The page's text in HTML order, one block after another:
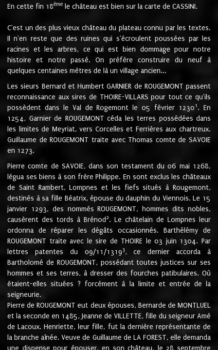
En cette fin 18ème le château est bien sur la carte de CASSINI.
C'est un des plus vieux château du plateau connu par les textes.
Il n'en reste que des ruines qui s'écroulent poussées par les
racines et les arbres, ce qui est bien dommage pour notre
histoire et notre passé. On préfère construire du neuf à
quelques centaines mètres de là un village ancien...
Les sieurs Bernard et Humbert GARNIER de ROUGEMONT passent
reconnaissance aux sires de THOIRE-VILLARS pour tout ce qu'ils
possèdent dans le Val de Rogemont le 05 février 12301 . En
1254, Garnier de ROUGEMONT céda les terres possédées dans
les limites de Meyriat, vers Corcelles et Ferrières aux chartreux.
Guillaume de ROUGEMONT traite avec Thomas comte de SAVOIE
en 1273.
Pierre comte de SAVOIE, dans son testament du 06 mai 1268,
légua ses biens à son frère Philippe. En sont exclus les châteaux
de Saint Rambert, Lompnes et les fiefs situés à Rougemont,
destinés à sa fille Béatrix, épouse du dauphin du Viennois. Le 15
janvier 1293, des nommés ROUGEMONT, hommes dits nobles,
causèrent des tords à Brénod 2. Le châtelain de Lompnes leur
ordonna de réparer les dégâts occasionnés. Barthélémy de
ROUGEMONT traite avec le sire de THOIRE le 03 juin 1304. Par
lettres patentes du 09/11/13193, ce dernier accorda à
Bartholomé de ROUGEMONT, possédant toutes justices sur ses
hommes et ses terres, à dresser des fourches patibulaires. Où
étaient-elles situées ? forcément à la limite et entrée de la
seigneurie.
Pierre de ROUGEMONT eut deux épouses, Bernarde de MONTLUEL
et la seconde en 1485, Jeanne de VILLETTE, fille du seigneur Amé
de Lacoux. Henriette, leur fille, fut la dernière représentante de
la branche aînée. Veuve de Guillaume de LA FOREST, elle demanda
une dispense pour épouser, en son château, le 28 septembre